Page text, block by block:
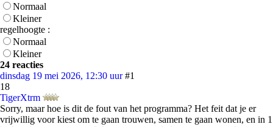
Normaal
Kleiner
regelhoogte :
Normaal
Kleiner
24 reacties
dinsdag 19 mei 2026, 12:30 uur #1
18
TigerXtrm
Sorry, maar hoe is dit de fout van het programma? Het feit dat je er
vrijwillig voor kiest om te gaan trouwen, samen te gaan wonen, en in 1